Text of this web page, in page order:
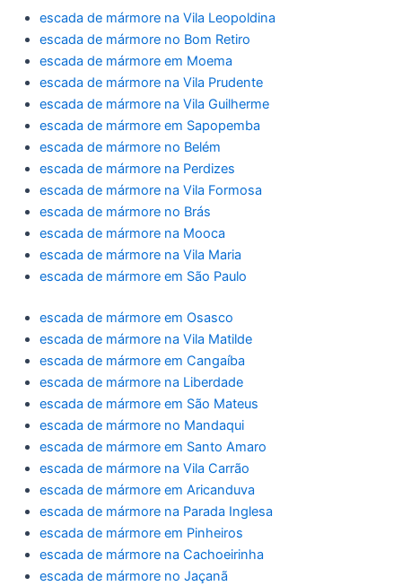
escada de mármore na Vila Leopoldina
escada de mármore no Bom Retiro
escada de mármore em Moema
escada de mármore na Vila Prudente
escada de mármore na Vila Guilherme
escada de mármore em Sapopemba
escada de mármore no Belém
escada de mármore na Perdizes
escada de mármore na Vila Formosa
escada de mármore no Brás
escada de mármore na Mooca
escada de mármore na Vila Maria
escada de mármore em São Paulo
escada de mármore em Osasco
escada de mármore na Vila Matilde
escada de mármore em Cangaíba
escada de mármore na Liberdade
escada de mármore em São Mateus
escada de mármore no Mandaqui
escada de mármore em Santo Amaro
escada de mármore na Vila Carrão
escada de mármore em Aricanduva
escada de mármore na Parada Inglesa
escada de mármore em Pinheiros
escada de mármore na Cachoeirinha
escada de mármore no Jaçanã